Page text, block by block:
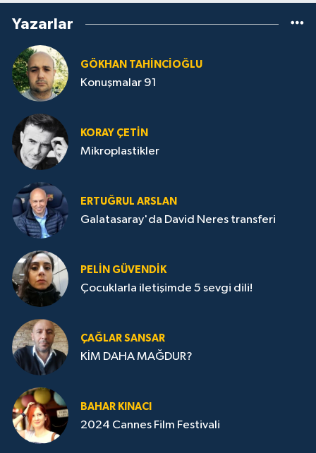
Yazarlar
GÖKHAN TAHINCIOĞLU
Konuşmalar 91
KORAY ÇETIN
Mikroplastikler
ERTUĞRUL ARSLAN
Galatasaray'da David Neres transferi
PELIN GÜVENDIK
Çocuklarla iletişimde 5 sevgi dili!
ÇAĞLAR SANSAR
KİM DAHA MAĞDUR?
BAHAR KINACI
2024 Cannes Film Festivali